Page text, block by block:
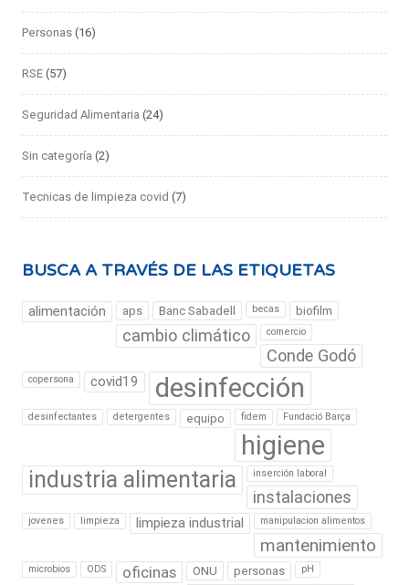
Personas (16)
RSE (57)
Seguridad Alimentaria (24)
Sin categoría (2)
Tecnicas de limpieza covid (7)
BUSCA A TRAVÉS DE LAS ETIQUETAS
alimentación aps Banc Sabadell becas biofilm
cambio climático comercio
Conde Godó
copersona covid19 desinfección
desinfectantes detergentes equipo fidem Fundació Barça
higiene
industria alimentaria inserción laboral
instalaciones
jovenes limpieza limpieza industrial manipulacion alimentos
mantenimiento
microbios ODS oficinas ONU personas pH